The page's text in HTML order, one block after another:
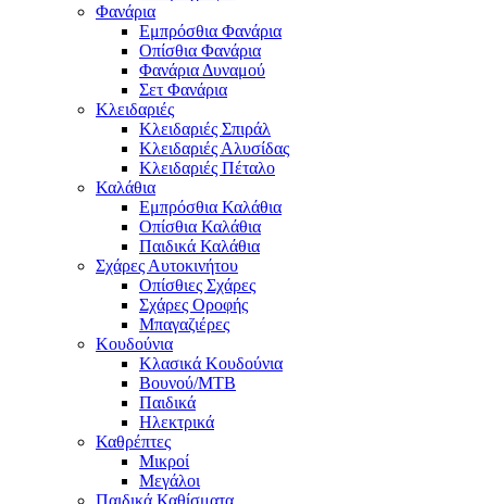
Φανάρια
Εμπρόσθια Φανάρια
Οπίσθια Φανάρια
Φανάρια Δυναμού
Σετ Φανάρια
Κλειδαριές
Κλειδαριές Σπιράλ
Κλειδαριές Αλυσίδας
Κλειδαριές Πέταλο
Καλάθια
Εμπρόσθια Καλάθια
Οπίσθια Καλάθια
Παιδικά Καλάθια
Σχάρες Αυτοκινήτου
Οπίσθιες Σχάρες
Σχάρες Οροφής
Μπαγαζιέρες
Κουδούνια
Κλασικά Κουδούνια
Βουνού/MTB
Παιδικά
Ηλεκτρικά
Καθρέπτες
Μικροί
Μεγάλοι
Παιδικά Καθίσματα